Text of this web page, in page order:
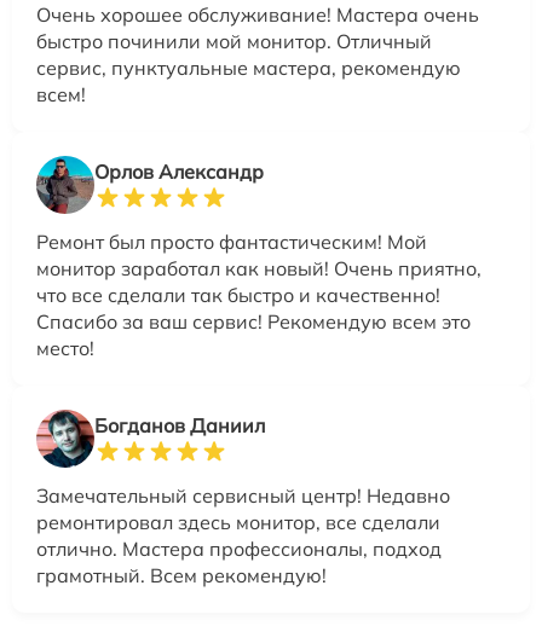
Очень хорошее обслуживание! Мастера очень
быстро починили мой монитор. Отличный
сервис, пунктуальные мастера, рекомендую
всем!
Орлов Александр
Ремонт был просто фантастическим! Мой
монитор заработал как новый! Очень приятно,
что все сделали так быстро и качественно!
Спасибо за ваш сервис! Рекомендую всем это
место!
Богданов Даниил
Замечательный сервисный центр! Недавно
ремонтировал здесь монитор, все сделали
отлично. Мастера профессионалы, подход
грамотный. Всем рекомендую!